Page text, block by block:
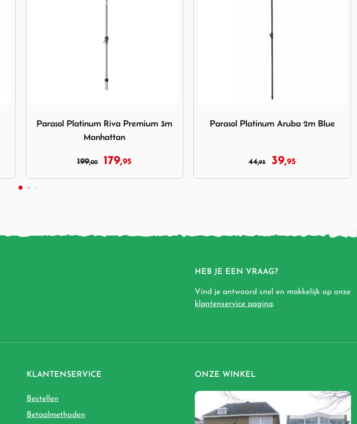
Parasol Platinum Aruba 2m Blue
44,95 39,95
Parasol Platinum Riva 2.5m Olive
89,00
HEB JE EEN VRAAG?
Vind je antwoord snel en makkelijk op onze
klantenservice pagina.
KLANTENSERVICE
Bestellen
Betaalmethoden
ONZE WINKEL